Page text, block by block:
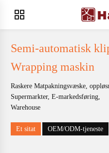
Semi-automatisk
Wrapping maskin
Raskere Matpakningsvæske,
Supermarkter, E-markedsføring,
Warehouse
Et sitat OEM/ODM-tjeneste